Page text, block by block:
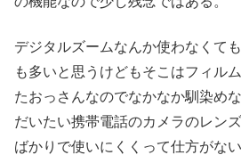
デジタルズームなんか使わなくて
も多いと思うけどもそこはフィル
たおっさんなのでなかなか馴染め
だいたい携帯電話のカメラのレン
ばかりで使いにくくって仕方がな